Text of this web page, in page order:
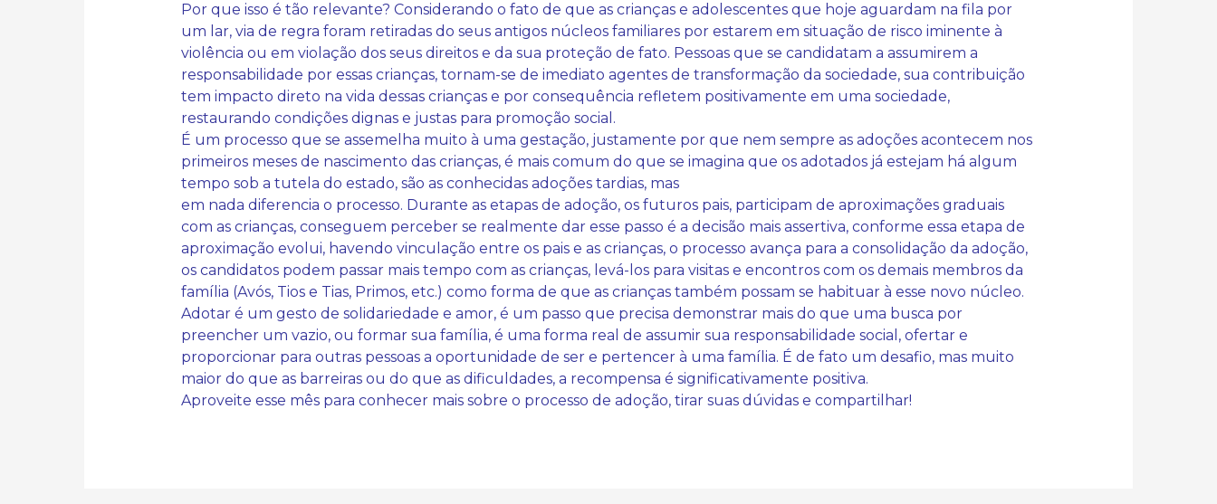
Por que isso é tão relevante? Considerando o fato de que as crianças e adolescentes que hoje aguardam na fila por
um lar, via de regra foram retiradas do seus antigos núcleos familiares por estarem em situação de risco iminente à
violência ou em violação dos seus direitos e da sua proteção de fato. Pessoas que se candidatam a assumirem a
responsabilidade por essas crianças, tornam-se de imediato agentes de transformação da sociedade, sua contribuição
tem impacto direto na vida dessas crianças e por consequência refletem positivamente em uma sociedade,
restaurando condições dignas e justas para promoção social.
É um processo que se assemelha muito à uma gestação, justamente por que nem sempre as adoções acontecem nos
primeiros meses de nascimento das crianças, é mais comum do que se imagina que os adotados já estejam há algum
tempo sob a tutela do estado, são as conhecidas adoções tardias, mas
em nada diferencia o processo. Durante as etapas de adoção, os futuros pais, participam de aproximações graduais
com as crianças, conseguem perceber se realmente dar esse passo é a decisão mais assertiva, conforme essa etapa de
aproximação evolui, havendo vinculação entre os pais e as crianças, o processo avança para a consolidação da adoção,
os candidatos podem passar mais tempo com as crianças, levá-los para visitas e encontros com os demais membros da
família (Avós, Tios e Tias, Primos, etc.) como forma de que as crianças também possam se habituar à esse novo núcleo.
Adotar é um gesto de solidariedade e amor, é um passo que precisa demonstrar mais do que uma busca por
preencher um vazio, ou formar sua família, é uma forma real de assumir sua responsabilidade social, ofertar e
proporcionar para outras pessoas a oportunidade de ser e pertencer à uma família. É de fato um desafio, mas muito
maior do que as barreiras ou do que as dificuldades, a recompensa é significativamente positiva.
Aproveite esse mês para conhecer mais sobre o processo de adoção, tirar suas dúvidas e compartilhar!